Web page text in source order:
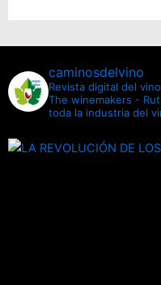
caminosdelvino
Revista digital del
The winemakers -
toda la industria del